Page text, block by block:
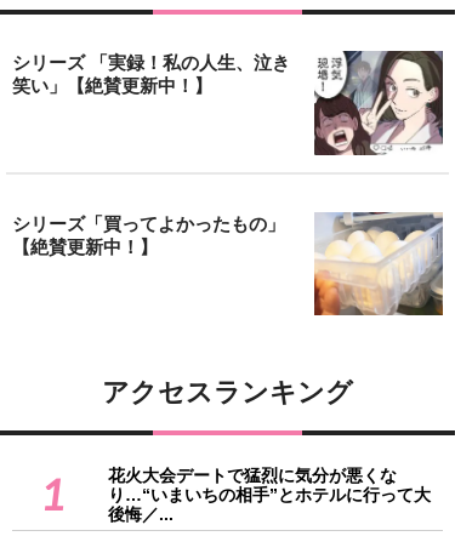
シリーズ 「実録！私の人生、泣き
笑い」【絶賛更新中！】
シリーズ「買ってよかったもの」
【絶賛更新中！】
アクセスランキング
1
花火大会デートで猛烈に気分が悪くな
り…“いまいちの相手”とホテルに行って大
後悔／...